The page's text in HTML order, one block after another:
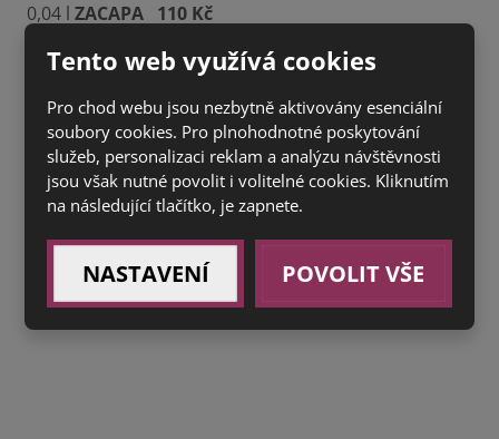
0,04 l ZACAPA 110 Kč
Tento web využívá cookies
Pro chod webu jsou nezbytně aktivovány esenciální
soubory cookies. Pro plnohodnotné poskytování
služeb, personalizaci reklam a analýzu návštěvnosti
jsou však nutné povolit i volitelné cookies. Kliknutím
na následující tlačítko, je zapnete.
NASTAVENÍ POVOLIT VŠE